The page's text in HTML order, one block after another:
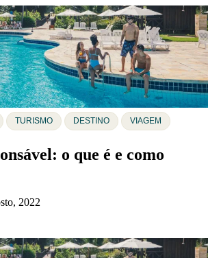
TURISMO DESTINO VIAGEM
o que é e como
2022